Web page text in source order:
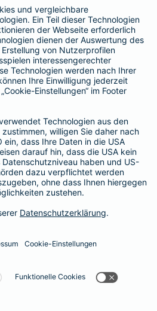
eV,
/ Pflege-Versicherungen,
Rechtshinweise
Barrierefreiheit
Einstellungen